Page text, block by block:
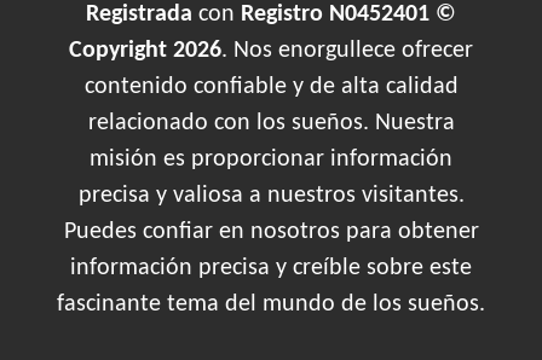
Registrada con Registro N0452401 ©
Copyright 2026. Nos enorgullece ofrecer
contenido confiable y de alta calidad
relacionado con los sueños. Nuestra
misión es proporcionar información
precisa y valiosa a nuestros visitantes.
Puedes confiar en nosotros para obtener
información precisa y creíble sobre este
fascinante tema del mundo de los sueños.